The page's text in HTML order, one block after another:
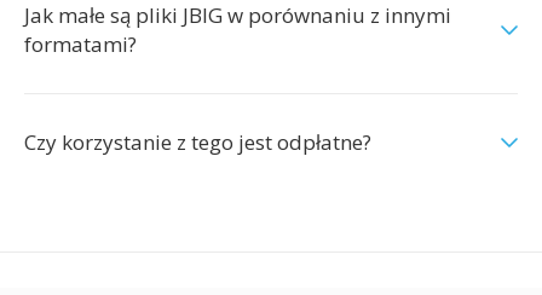
Jak małe są pliki JBIG w porównaniu z innymi
formatami?
Czy korzystanie z tego jest odpłatne?